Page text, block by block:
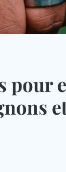
pour